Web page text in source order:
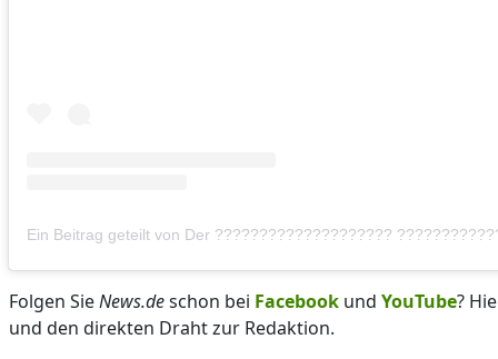
Ein Beitrag geteilt von Der ????????????????????
Folgen SieNews.deschon bei Facebook und YouTube?
und den direkten Draht zur Redaktion.